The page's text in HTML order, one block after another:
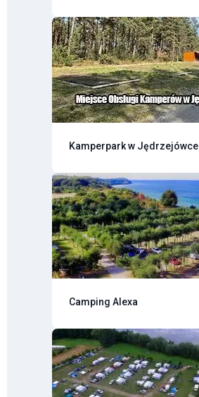
Kamperpark w Jędrzejówce
Camping Alexa